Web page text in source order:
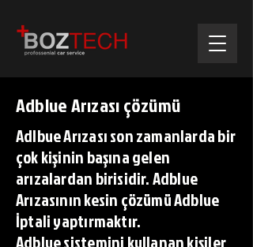
Adblue Arızası çözümü
Adlbue Arızası son zamanlarda bir
çok kişinin başına gelen
arızalardan birisidir. Adblue
Arızasının kesin çözümü Adblue
İptali yaptırmaktır.
Adblue sistemini kullanan kişiler